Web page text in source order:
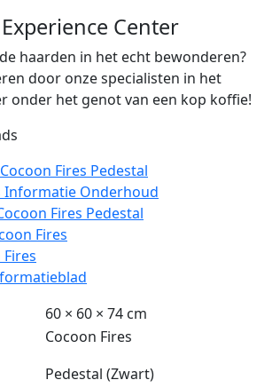
Center
haarden in het echt bewonderen?
door onze specialisten in het
onder het genot van een kop koffie!
Fires Pedestal
Informatie Onderhoud
Fires Pedestal
Fires
60 × 60 × 74 cm
Cocoon Fires
Pedestal (Zwart)